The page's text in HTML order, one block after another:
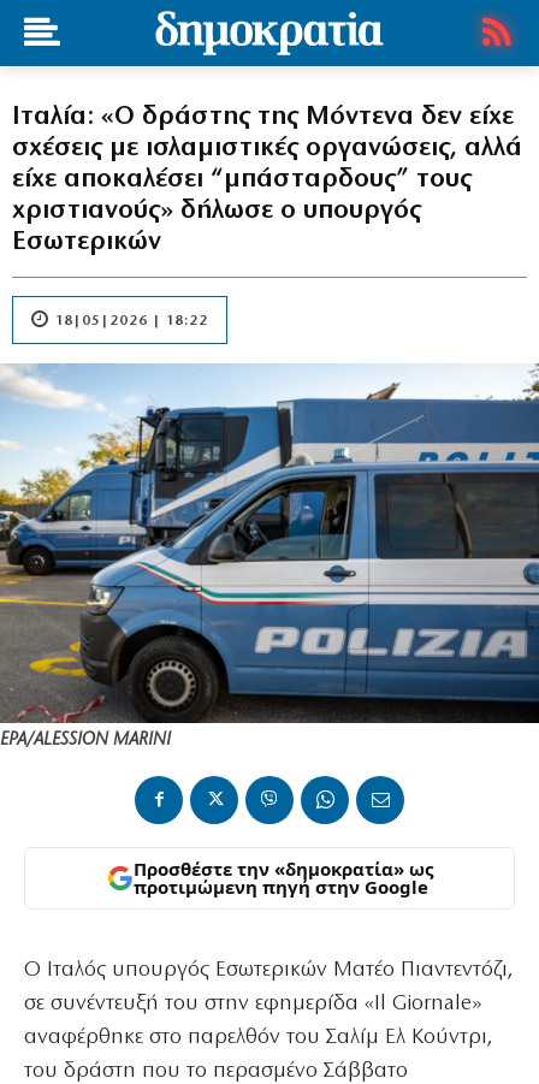
Ιταλία: «O δράστης της Μόντενα δεν είχε
σχέσεις με ισλαμιστικές οργανώσεις, αλλά
είχε αποκαλέσει “μπάσταρδους” τους
χριστιανούς» δήλωσε ο υπουργός
Εσωτερικών
18|05|2026 | 18:22
EPA/ALESSION MARINI
Προσθέστε την «δημοκρατία» ως
προτιμώμενη πηγή στην Google
Ο Ιταλός υπουργός Εσωτερικών Ματέο Πιαντεντόζι,
σε συνέντευξή του στην εφημερίδα «Il Giornale»
αναφέρθηκε στο παρελθόν του Σαλίμ Ελ Κούντρι,
του δράστη που το περασμένο Σάββατο